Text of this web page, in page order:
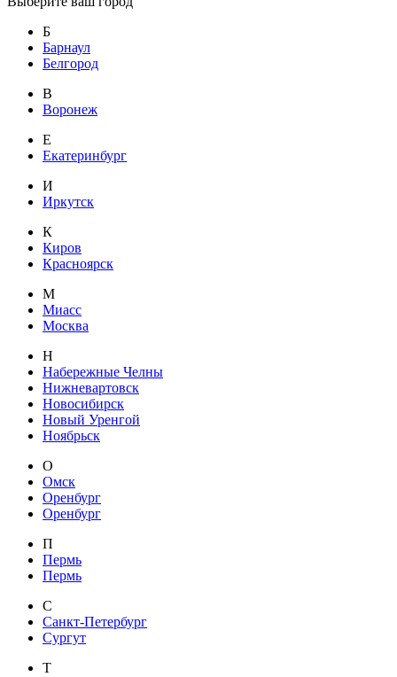
Б
Барнаул
Белгород
В
Воронеж
Е
Екатеринбург
И
Иркутск
К
Киров
Красноярск
М
Миасс
Москва
Н
Набережные Челны
Нижневартовск
Новосибирск
Новый Уренгой
Ноябрьск
О
Омск
Оренбург
Оренбург
П
Пермь
Пермь
С
Санкт-Петербург
Сургут
Т